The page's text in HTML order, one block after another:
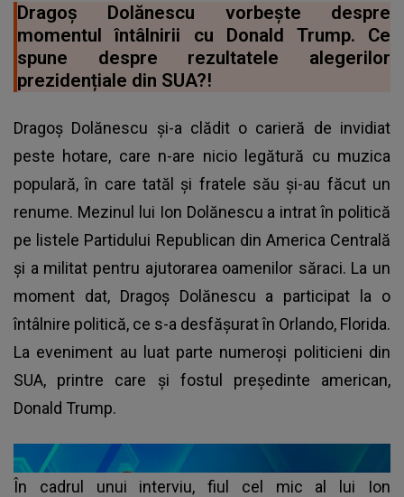
Dragoș Dolănescu vorbește despre
momentul întâlnirii cu Donald Trump. Ce
spune despre rezultatele alegerilor
prezidențiale din SUA?!
Dragoş Dolănescu şi-a clădit o carieră de invidiat
peste hotare, care n-are nicio legătură cu muzica
populară, în care tatăl şi fratele său şi-au făcut un
renume. Mezinul lui Ion Dolănescu a intrat în politică
pe listele Partidului Republican din America Centrală
şi a militat pentru ajutorarea oamenilor săraci. La un
moment dat, Dragoș Dolănescu a participat la o
întâlnire politică, ce s-a desfășurat în Orlando, Florida.
La eveniment au luat parte numeroși politicieni din
SUA, printre care și fostul președinte american,
Donald Trump.
În cadrul unui interviu, fiul cel mic al lui Ion